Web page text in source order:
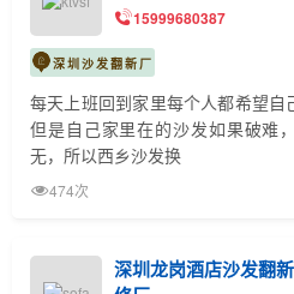
15999680387
深圳沙发翻新厂
每天上班回到家里每个人都希望自
但是自己家里在的沙发如果破
无，所以西乡沙发换
474次
深圳龙岗酒店沙发翻